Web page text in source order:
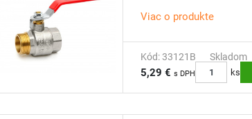
Viac o produkte
Kód: 33121B Skladom
5,29 € s DPH ks